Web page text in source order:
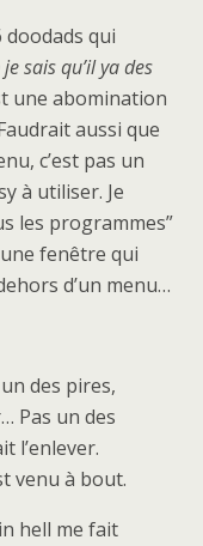
doodads qui
sais qu’il ya des
une abomination
aussi que
c’est pas un
à utiliser. Je
les programmes”
fenêtre qui
d’un menu…
des pires,
Pas un des
l’enlever.
venu à bout.
hell me fait